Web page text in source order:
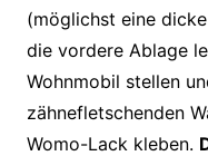
(möglichst eine
die vordere Ablage
Wohnmobil stellen
zähnefletschenden
Womo-Lack kleben.